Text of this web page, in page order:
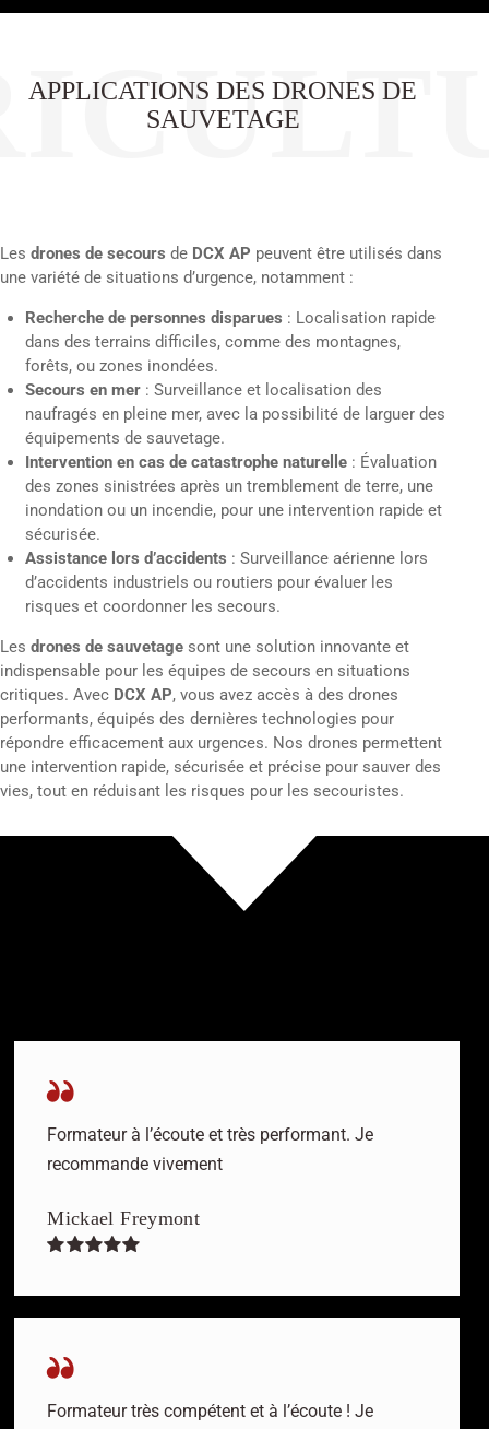
APPLICATIONS DES DRONES DE
SAUVETAGE
Les drones de secours de DCX AP peuvent être utilisés dans
une variété de situations d’urgence, notamment :
Recherche de personnes disparues : Localisation rapide
dans des terrains difficiles, comme des montagnes,
forêts, ou zones inondées.
Secours en mer: Surveillance et localisation des
naufragés en pleine mer, avec la possibilité de larguer des
équipements de sauvetage.
Intervention en cas de catastrophe naturelle: Évaluation
des zones sinistrées après un tremblement de terre, une
inondation ou un incendie, pour une intervention rapide et
sécurisée.
Assistance lors d’accidents : Surveillance aérienne lors
d’accidents industriels ou routiers pour évaluer les
risques et coordonner les secours.
Les drones de sauvetage sont une solution innovante et
indispensable pour les équipes de secours en situations
critiques. Avec DCX AP, vous avez accès à des drones
performants, équipés des dernières technologies pour
répondre efficacement aux urgences. Nos drones permettent
une intervention rapide, sécurisée et précise pour sauver des
vies, tout en réduisant les risques pour les secouristes.
Formateur à l’écoute et très performant. Je
recommande vivement
Mickael Freymont
Formateur très compétent et à l’écoute ! Je